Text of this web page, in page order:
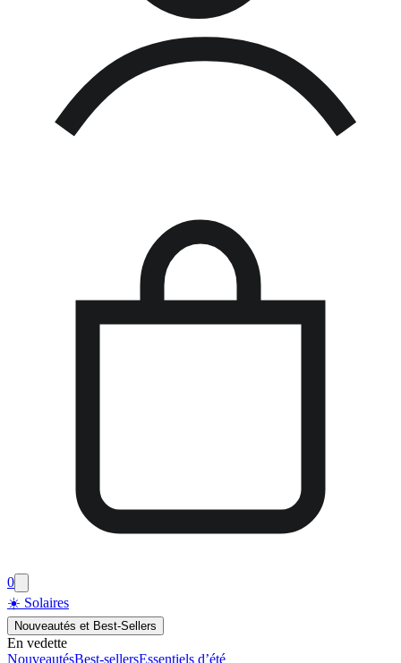
0
☀️ Solaires
Nouveautés et Best-Sellers
En vedette
NouveautésBest-sellersEssentiels d’été